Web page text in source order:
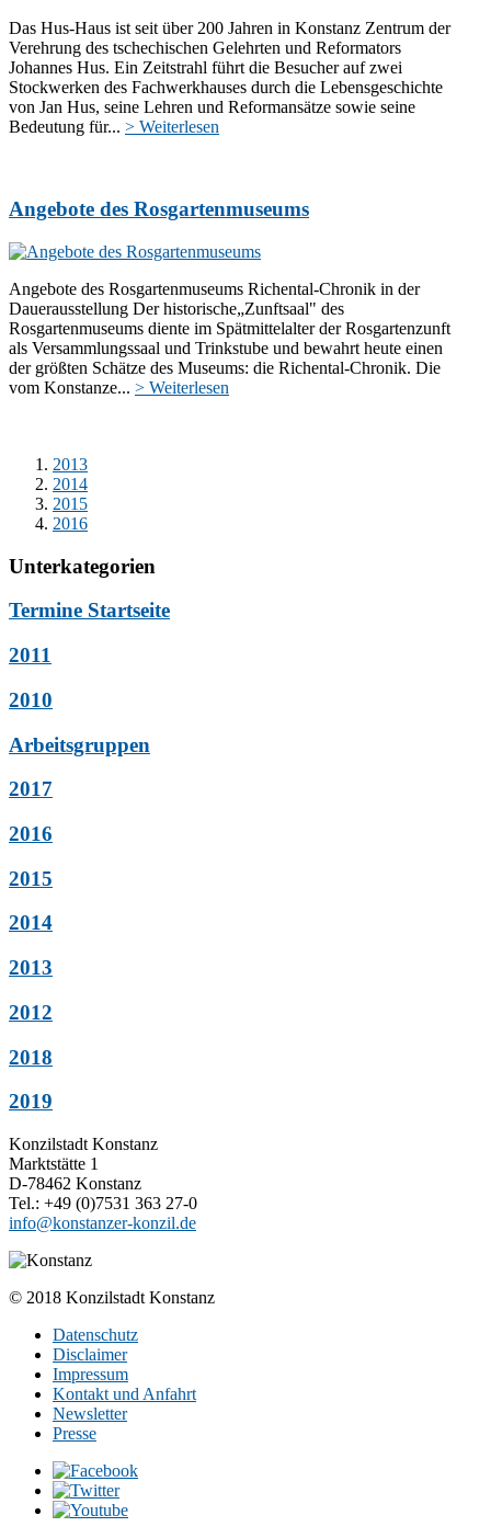
Das Hus-Haus ist seit über 200 Jahren in Konstanz Zentrum der
Verehrung des tschechischen Gelehrten und Reformators
Johannes Hus. Ein Zeitstrahl führt die Besucher auf zwei
Stockwerken des Fachwerkhauses durch die Lebensgeschichte
von Jan Hus, seine Lehren und Reformansätze sowie seine
Bedeutung für... > Weiterlesen
Angebote des Rosgartenmuseums
Angebote des Rosgartenmuseums Richental-Chronik in der
Dauerausstellung Der historische„Zunftsaal" des
Rosgartenmuseums diente im Spätmittelalter der Rosgartenzunft
als Versammlungssaal und Trinkstube und bewahrt heute einen
der größten Schätze des Museums: die Richental-Chronik. Die
vom Konstanze... > Weiterlesen
2013
2014
2015
2016
Unterkategorien
Termine Startseite
2011
2010
Arbeitsgruppen
2017
2016
2015
2014
2013
2012
2018
2019
Konzilstadt Konstanz
Marktstätte 1
D-78462 Konstanz
Tel.: +49 (0)7531 363 27-0
info@konstanzer-konzil.de
© 2018 Konzilstadt Konstanz
Datenschutz
Disclaimer
Impressum
Kontakt und Anfahrt
Newsletter
Presse